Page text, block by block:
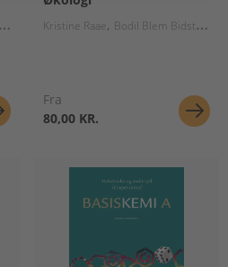
Bodil Blem Bidstrup
Kristine Raae Bodil Blem Bidstrup
Fra
80,00 KR.